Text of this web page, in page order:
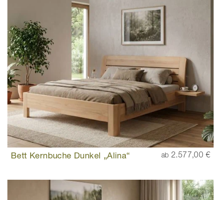
Bett Kernbuche Dunkel „Alina“ ab 2.577,00 €